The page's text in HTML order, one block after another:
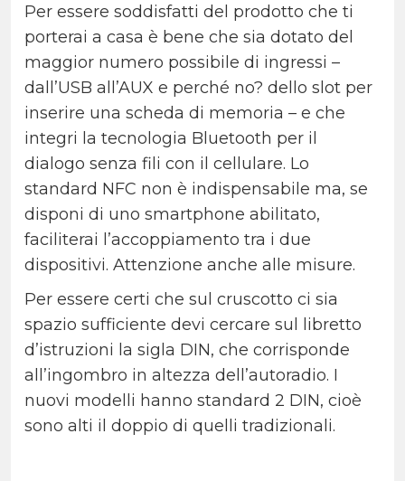
Per essere soddisfatti del prodotto che ti
porterai a casa è bene che sia dotato del
maggior numero possibile di ingressi –
dall’USB all’AUX e perché no? dello slot per
inserire una scheda di memoria – e che
integri la tecnologia Bluetooth per il
dialogo senza fili con il cellulare. Lo
standard NFC non è indispensabile ma, se
disponi di uno smartphone abilitato,
faciliterai l’accoppiamento tra i due
dispositivi. Attenzione anche alle misure.
Per essere certi che sul cruscotto ci sia
spazio sufficiente devi cercare sul libretto
d’istruzioni la sigla DIN, che corrisponde
all’ingombro in altezza dell’autoradio. I
nuovi modelli hanno standard 2 DIN, cioè
sono alti il doppio di quelli tradizionali.